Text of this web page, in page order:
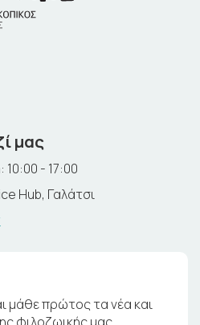
μας
- 17:00
Hub, Γαλάτσι
μάθε πρώτος τα νέα και